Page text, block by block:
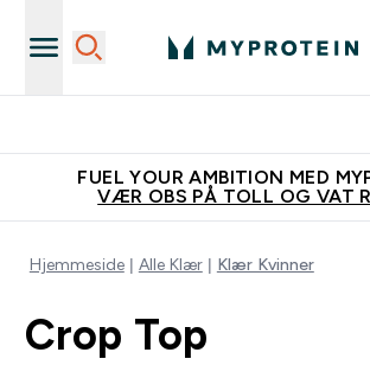
FUEL YOUR AMBITION MED
VÆR OBS PÅ TOLL OG VAT
Hjemmeside Alle Klær Klær Kvinner
Crop Top